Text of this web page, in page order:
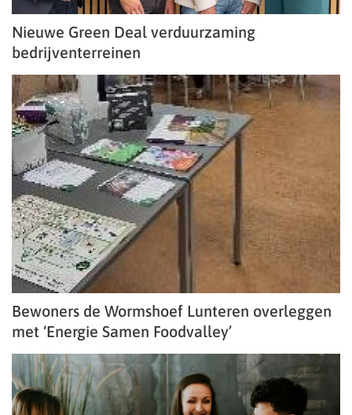
Nieuwe Green Deal verduurzaming
bedrijventerreinen
Bewoners de Wormshoef Lunteren overleggen
met ‘Energie Samen Foodvalley’